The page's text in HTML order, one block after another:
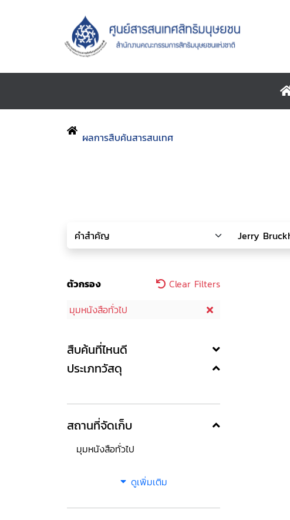
ผลการสืบค้นสารสนเทศ
ตัวกรอง
Clear Filters
มุมหนังสือทั่วไป
สืบค้นที่ไหนดี
ประเภทวัสดุ
สถานที่จัดเก็บ
มุมหนังสือทั่วไป
ดูเพิ่มเติม